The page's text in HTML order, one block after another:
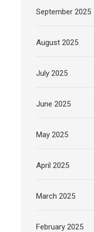
September 2025
August 2025
July 2025
June 2025
May 2025
April 2025
March 2025
February 2025